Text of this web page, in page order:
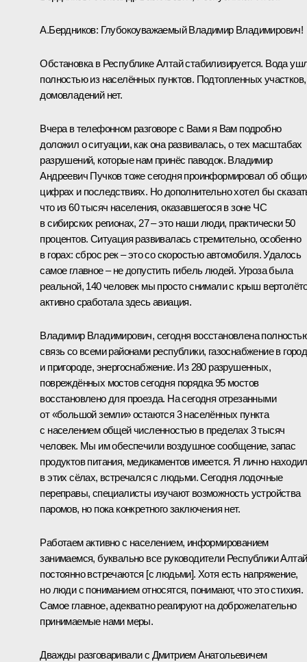
А.Бердников: Глубокоуважаемый Владимир Владимирович!
Обстановка в Республике Алтай стабилизируется. Вода
полностью из населённых пунктов. Подтопленных участков,
домовладений нет.
Вчера в телефонном разговоре с Вами я Вам подробно
доложил о ситуации, как она развивалась, о тех масштабах
разрушений, которые нам принёс паводок. Владимир
Андреевич Пучков тоже сегодня проинформировал об
цифрах и последствиях. Но дополнительно хотел бы
что из 60 тысяч населения, оказавшегося в зоне ЧС
в сибирских регионах, 27 – это наши люди, практически 50
процентов. Ситуация развивалась стремительно, особенно
в горах: сброс рек – это со скоростью автомобиля. Удалось
самое главное – не допустить гибель людей. Угроза была
реальной, 140 человек мы просто снимали с крыш
активно сработала здесь авиация.
Владимир Владимирович, сегодня восстановлена
связь со всеми районами республики, газоснабжение в
и пригороде, энергоснабжение. Из 280 разрушенных,
повреждённых мостов сегодня порядка 95 мостов
восстановлено для проезда. На сегодня отрезанными
от «большой земли» остаются 3 населённых пункта
с населением общей численностью в пределах 3 тысяч
человек. Мы им обеспечили воздушное сообщение, запас
продуктов питания, медикаментов имеется. Я лично
в этих сёлах, встречался с людьми. Сегодня лодочные
переправы, специалисты изучают возможность устройства
паромов, но пока конкретного заключения нет.
Работаем активно с населением, информированием
занимаемся, буквально все руководители Республики Алтай
постоянно встречаются [с людьми]. Хотя есть напряжение,
но люди с пониманием относятся, понимают, что это стихия.
Самое главное, адекватно реагируют на доброжелательно
принимаемые нами меры.
Дважды разговаривали с Дмитрием Анатольевичем